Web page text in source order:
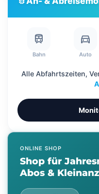
?
train
Bahn
directions_car
Auto
Alle Abfahrtszeiten,
ONLINE SHOP
Shop für
Abos &